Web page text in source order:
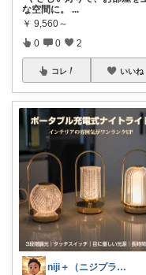
な空間に。 ...
￥ 9,560～
0 0 2
コレ いいね
niji＋（ニジプラス）感謝しています